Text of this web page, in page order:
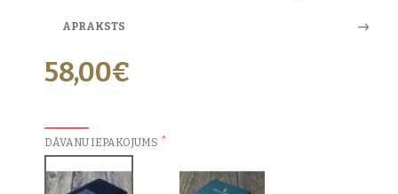
APRAKSTS
58,00€
DĀVANU IEPAKOJUMS